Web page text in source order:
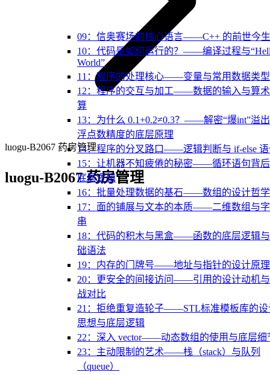
09：信奥赛场的核心语言——C++ 的前世今生
10：代码是如何运行的？——编译过程与
World”
11：程序的处理核心——变量与常用数据类型
12：程序的交互与加工——数据的输入与算
算
13：为什么 0.1+0.2≠0.3？——解密“爆int”溢
浮点数精度的底层原理
14：程序的分叉路口——逻辑判断与 if-else
15：让机器不知疲倦的秘密——循环语句背
底层逻辑
16：批量处理数据的基石——数组的设计哲学
17：面的铺展与文本的本质——二维数组与
串
18：代码的积木与黑盒——函数的底层逻辑
础语法
19：内存的门牌号——地址与指针的设计原理
20：更安全的间接访问——引用的设计动机
战对比
21：拒绝重复造轮子——STL标准模板库的设
思想与底层逻辑
22：深入 vector——动态数组的使用与底层细
23：主动限制的艺术——栈（stack）与队列
（queue）
luogu-B2067 药房管理
luogu-B2067 药房管理